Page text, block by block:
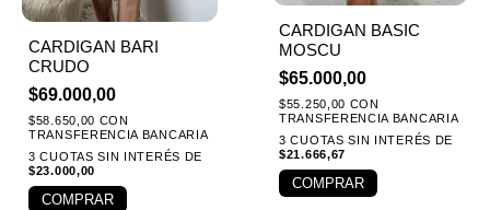
CARDIGAN BARI
CRUDO
$69.000,00
$58.650,00 CON
TRANSFERENCIA BANCARIA
3 CUOTAS SIN INTERÉS DE
$23.000,00
COMPRAR
CARDIGAN BASIC
MOSCU
$65.000,00
$55.250,00 CON
TRANSFERENCIA BANCARIA
3 CUOTAS SIN INTERÉS DE
$21.666,67
COMPRAR